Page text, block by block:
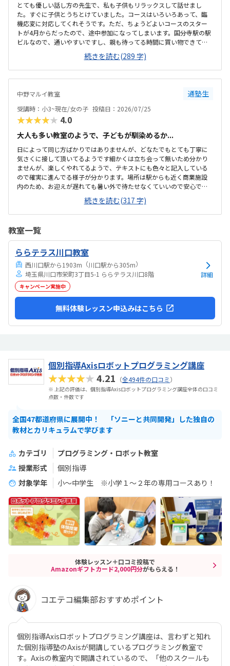
とても優しい話し方の先生で、私も子供もリラックスして話せまし
た。すぐに子供とうちとけていました。コースはいろいろあって、臨
機応変に対応してくれそうです。ただ、ちょうどよいコースのスター
トが4月からだったので、途中参加になってしまいます。国分寺駅の駅
ビルなので、通いやすいですし、親も待ってる時間に買い物できて良
さそうです。少し狭いですが、清潔感があって綺麗な教室でした。み
なさん集中してもくもくと学んでいました。他のプログラミング教室
も体験に行きましたが、他よりもお安かったので通いやすそうです。
先生が優しそうで、安心して子供を預けられそうでした。少人数なの
続きを読む(289 字)
中野マルイ教室 通塾生
受講時：小3~現在/女の子 投稿日：2026/07/25
★★★★★ 4.0
大人も多い教室のようで、子どもが馴染めるか...
日によって同じ方ばかりではありませんが、どなたでもとても丁寧に
気さくに接して頂いてるようです細かくは立ち会って無いため分かり
ませんが、楽しくやれてるようで、テキストにも色々と記入している
ので確実に進んでる様子が分かります。場所は駅からも近く商業施設
内のため、お迎えが遅れても暑い外で待たせなくていいので安心で
す。大人の方も多く通われてる教室ですが、教室内は清潔感があり、
雰囲気もよい教室で安心して通わされます。他の教室の金額をあまり
把握してませんが、個人的には小学生の習い事として通わせるのには
れたよです。親切に接して下さっているのが伝わります特にありませ
ん特にありません
続きを読む(317 字)
教室一覧
ららテラス川口教室
西川口駅から1903m （川口駅から305m）
埼玉県川口市栄町3丁目5-1 ららテラス川口8階
キャンペーン実施中
詳細
無料体験レッスン申込みはこちら
個別指導Axisロボットプログラミング講座
★★★★★4.21 （全494件の口コミ）
※ 上記の評価は、個別指導Axisロボットプログラミング講座全体の口コミ
点数・件数です
全国47都道府県に展開中！ 「ソニーと共同開発」した独自の
教材とカリキュラムで学びます
カテゴリ
プログラミング・ロボット教室
授業形式
個別指導
対象学年
小～中学生 ※小学１～２年の専用コースあり！
体験レッスン＋口コミ投稿で
Amazonギフトカード2,000円分がもらえる！
コエテコ編集部おすすめポイント
個別指導Axisロボットプログラミング講座は、言わずと知れ
た個別指導塾のAxisが開講しているプログラミング教室で
す。Axisの教室内で開講されているので、「他のスクールも